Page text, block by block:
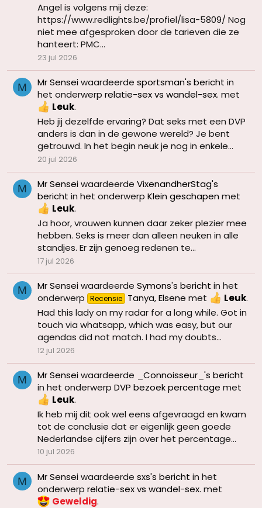
Angel is volgens mij deze:
https://www.redlights.be/profiel/lisa-5809/ Nog
niet mee afgesproken door de tarieven die ze
hanteert: PMC...
23 jul 2026
M Mr Senseiwaardeerde sportsman's bericht in
het onderwerp relatie-sex vs wandel-sex. met
Leuk.
Heb jij dezelfde ervaring? Dat seks met een DVP
anders is dan in de gewone wereld? Je bent
getrouwd. In het begin neuk je nog in enkele...
20 jul 2026
M Mr Senseiwaardeerde VixenandherStag's
bericht in het onderwerp Klein geschapen met
Leuk.
Ja hoor, vrouwen kunnen daar zeker plezier mee
hebben. Seks is meer dan alleen neuken in alle
standjes. Er zijn genoeg redenen te...
17 jul 2026
M Mr Senseiwaardeerde Symons's bericht in het
onderwerp Recensie Tanya, Elsene met Leuk.
Had this lady on my radar for a long while. Got in
touch via whatsapp, which was easy, but our
agendas did not match. I had my doubts...
12 jul 2026
M Mr Senseiwaardeerde
_Connoisseur_'s bericht
in het onderwerp DVP bezoek percentage met
Leuk.
Ik heb mij dit ook wel eens afgevraagd en kwam
tot de conclusie dat er eigenlijk geen goede
Nederlandse cijfers zijn over het percentage...
10 jul 2026
M Mr Senseiwaardeerde sxs's bericht in het
onderwerp relatie-sex vs wandel-sex. met
Geweldig.